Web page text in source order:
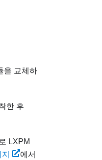
을 교체하
한 후
LXPM
에서